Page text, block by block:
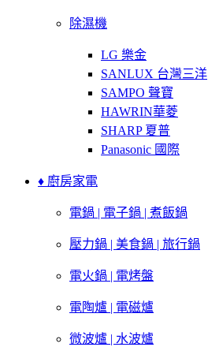
除濕機
LG 樂金
SANLUX 台灣三洋
SAMPO 聲寶
HAWRIN華菱
SHARP 夏普
Panasonic 國際
♦ 廚房家電
電鍋 | 電子鍋 | 煮飯鍋
壓力鍋 | 美食鍋 | 旅行鍋
電火鍋 | 電烤盤
電陶爐 | 電磁爐
微波爐 | 水波爐